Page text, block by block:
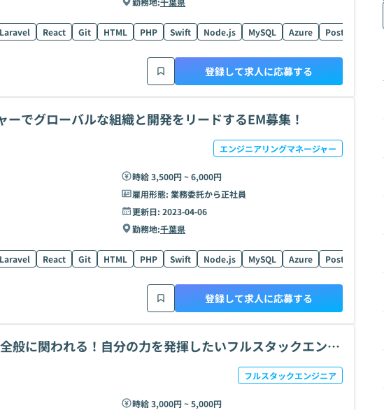
Laravel React Git HTML PHP Swift Node.js MySQL Azure PostgreSQL
登録して求人に応募する
ーでグローバルな組織と開発をリードするEM募集！
エンジニアリングマネージャー
時給 3,500円 ~ 6,000円
雇用形態: 業務委託から正社員
更新日: 2023-04-06
勤務地:千葉県
Laravel React Git HTML PHP Swift Node.js MySQL Azure PostgreSQL
登録して求人に応募する
般に関われる！自分の力を発揮したいフルスタックエンジ
フルスタックエンジニア
時給 3,000円 ~ 5,000円